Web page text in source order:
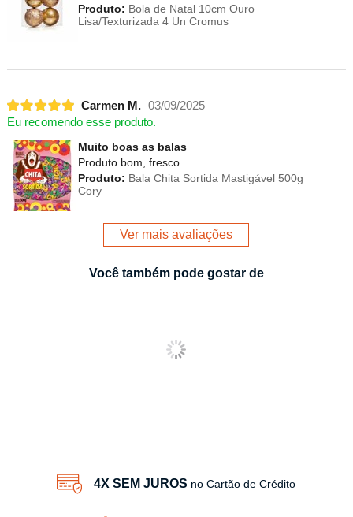
Produto: Bola de Natal 10cm Ouro
Lisa/Texturizada 4 Un Cromus
Carmen M. 03/09/2025
Eu recomendo esse produto.
Muito boas as balas
Produto bom, fresco
Produto: Bala Chita Sortida Mastigável 500g
Cory
Ver mais avaliações
Você também pode gostar de
4X SEM JUROS no Cartão de Crédito